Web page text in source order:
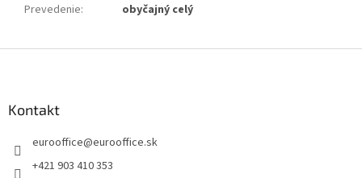
Prevedenie: obyčajný celý
Kontakt
eurooffice@eurooffice.sk
+421 903 410 353